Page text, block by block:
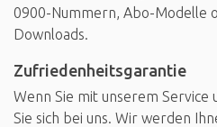
0900-Nummern, Abo-Modelle
Downloads.
Zufriedenheitsgarantie
Wenn Sie mit unserem Service
Sie sich bei uns. Wir werden